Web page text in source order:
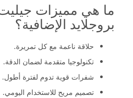
ما هي مميزات
بروجلايد الإضافية؟
حلاقة ناعمة مع كل تمريرة.
تكنولوجيا متقدمة لضمان الدقة.
شفرات قوية تدوم لفترة أطول.
تصميم مريح للاستخدام اليومي.